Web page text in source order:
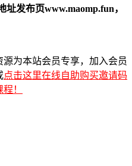
址发布页www.maomp.fun，
源为本站会员专享，加入会员
点击这里在线自助购买邀请码
！